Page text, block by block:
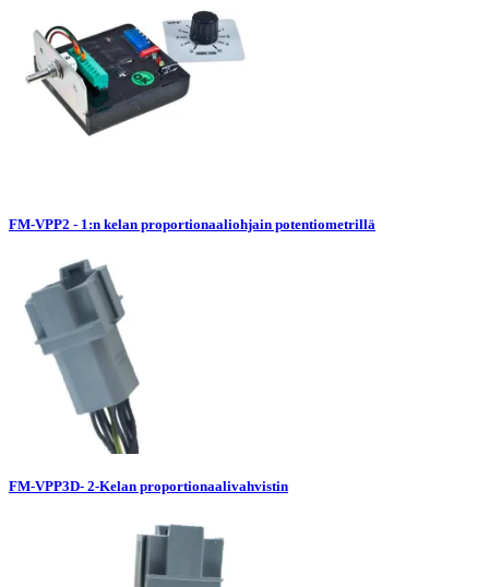
FM-VPP2 - 1:n kelan proportionaaliohjain potentiometrillä
FM-VPP3D- 2-Kelan proportionaalivahvistin